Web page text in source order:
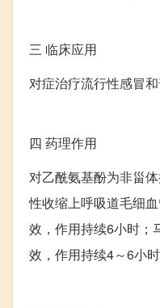
三 临床应用
对症治疗流行性感冒
四 药理作用
对乙酰氨基酚为非甾
性收缩上呼吸道毛细
效，作用持续6小时；
效，作用持续4～6小时